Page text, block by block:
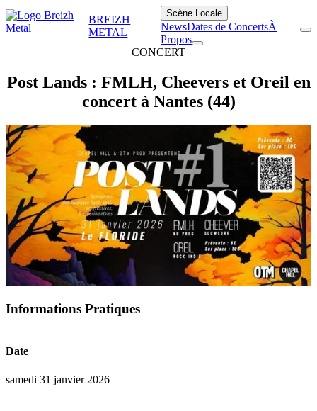
BREIZH
METAL
Scène Locale
NewsDates de ConcertsÀ
Propos
CONCERT
Post Lands : FMLH, Cheevers et Oreil en
concert à Nantes (44)
Informations Pratiques
Date
samedi 31 janvier 2026